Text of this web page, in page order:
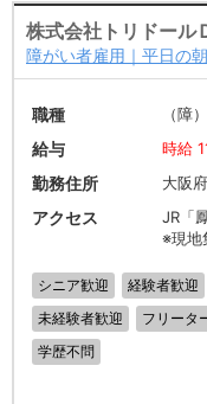
株式会社トリドー
障がい者雇用｜平日の
職種 （障
給与 時給
勤務住所 大阪
アクセス
JR「
※現地
シニア歓迎 経験者歓迎
未経験者歓迎
フリータ
学歴不問